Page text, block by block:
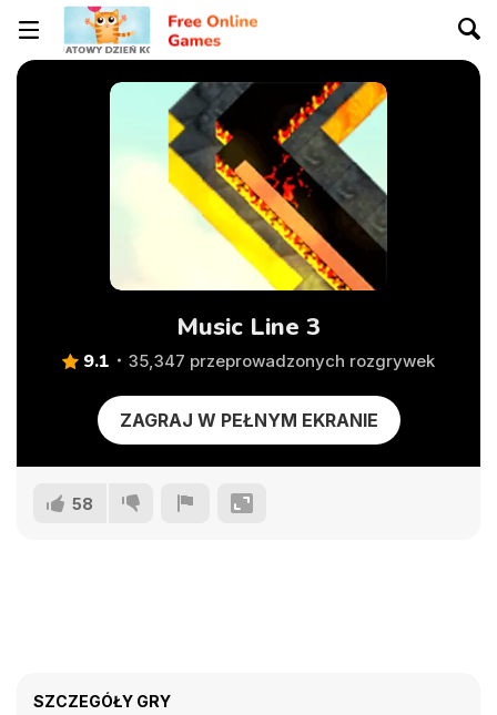
Music Line 3
9.1 35,347 przeprowadzonych rozgrywek
ZAGRAJ W PEŁNYM EKRANIE
58
SZCZEGÓŁY GRY